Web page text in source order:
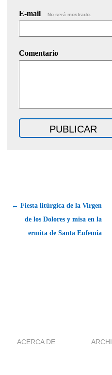
E-mail No será mostrado.
Comentario
← Fiesta litúrgica de la Virgen
de los Dolores y misa en la
ermita de Santa Eufemia
ACERCA DE